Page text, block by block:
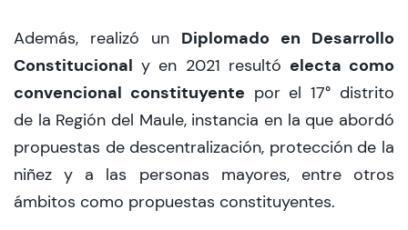
Además, realizó un Diplomado en Desarrollo
Constitucional y en 2021 resultó electa como
convencional constituyente por el 17° distrito
de la Región del Maule, instancia en la que abordó
propuestas de descentralización, protección de la
niñez y a las personas mayores, entre otros
ámbitos como propuestas constituyentes.